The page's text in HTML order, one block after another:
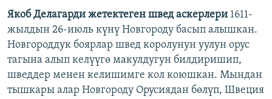
Якоб Делагарди жетектеген швед аскерлери 1611-
жылдын 26-июль күнү Новгороду басып алышкан.
Новгороддук боярлар швед королунун уулун орус
тагына алып келүүгө макулдугун билдиришип,
шведдер менен келишимге кол коюшкан. Мындан
тышкары алар Новгороду Орусиядан бөлүп, Швеция